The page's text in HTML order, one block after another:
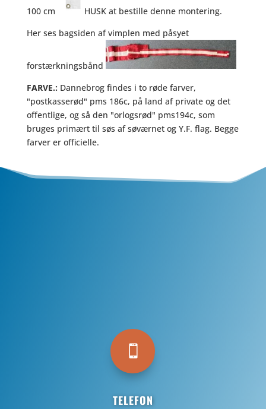
100 cm
HUSK at bestille denne montering.
Her ses bagsiden af vimplen med påsyet
forstærkningsbånd
FARVE.: Dannebrog findes i to røde farver,
"postkasserød" pms 186c, på land af private og det
offentlige, og så den "orlogsrød" pms194c, som
bruges primært til søs af søværnet og Y.F. flag. Begge
farver er officielle.

TELEFON